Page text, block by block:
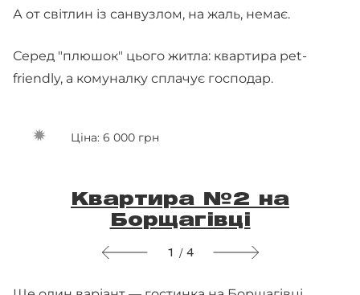
А от світлин із санвузлом, на жаль, немає.
Серед "плюшок" цього житла: квартира pet-
friendly, а комуналку сплачує господар.
Ціна: 6 000 грн
Квартира №2 на
Борщагівці
1 / 4